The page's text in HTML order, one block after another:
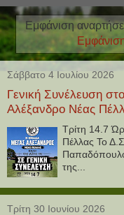
Εμφάνιση
Σάββατο 4 Ιουλίου 2026
Γενική Συνέλευση
Αλέξανδρο Νέας
Τρίτη 14.7
Πέλλας Το
της...
Τρίτη 30 Ιουνίου 2026